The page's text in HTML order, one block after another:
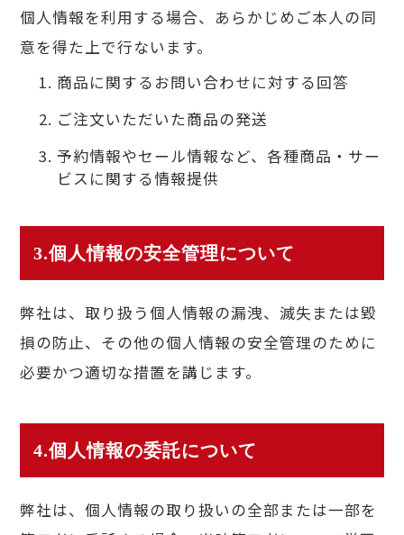
個人情報を利用する場合、あらかじめご本人の同
意を得た上で行ないます。
商品に関するお問い合わせに対する回答
ご注文いただいた商品の発送
予約情報やセール情報など、各種商品・サー
ビスに関する情報提供
3.個人情報の安全管理について
弊社は、取り扱う個人情報の漏洩、滅失または毀
損の防止、その他の個人情報の安全管理のために
必要かつ適切な措置を講じます。
4.個人情報の委託について
弊社は、個人情報の取り扱いの全部または一部を